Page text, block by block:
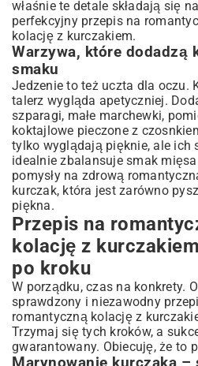
właśnie te detale składają się na
perfekcyjny przepis na
kolację z kurczakiem.
Warzywa, które dodadzą
smaku
Jedzenie to też uczta dla oczu.
talerz wygląda apetyczniej.
szparagi, małe marchewki,
koktajlowe pieczone z
tylko wyglądają pięknie, ale ich
idealnie zbalansuje smak
pomysły na zdrową
kurczak, która jest zarówno
piękna.
Przepis na
kolację z
po kroku
W porządku, czas na konkrety.
sprawdzony i niezawodny
romantyczną kolację z
Trzymaj się tych kroków, a
gwarantowany. Obiecuję, że to